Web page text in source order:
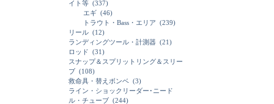
イト等 (337)
エギ (46)
トラウト・Bass・エリア (239)
リール (12)
ランディングツール・計測器 (21)
ロッド (31)
スナップ＆スプリットリング＆スリー
ブ (108)
救命具・替えボンベ (3)
ライン・ショックリーダー･ニード
ル・チューブ (244)